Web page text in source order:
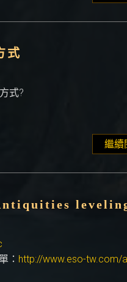
式
式?
繼續
： http://www.eso-tw.com/